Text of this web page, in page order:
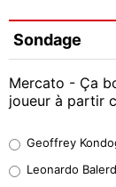
Sondage
Mercato - Ça
joueur à partir
38%
Geoffrey
Leonardo